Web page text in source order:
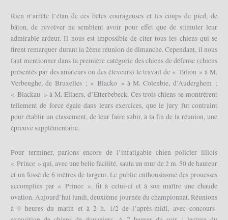
Rien n’arrête l’élan de ces bêtes courageuses et les coups de pied, de
bâton, de revolver ne semblent avoir pour effet que de stimuler leur
admirable ardeur. Il nous est impossible de citer tous les chiens qui se
firent remarquer durant la 2ème réunion de dimanche. Cependant, il nous
faut mentionner dans la première catégorie des chiens de défense (chiens
présentés par des amateurs ou des éleveurs) le travail de « Talion » à M.
Verbeughe, de Bruxelles ; « Blacko » à M. Colenbie, d’Auderghem ;
« Blackau » à M. Eliaers, d’Etterbebeck. Ces trois chiens se montrèrent
tellement de force égale dans leurs exercices, que le jury fut contraint
pour établir un classement, de leur faire subir, à la fin de la réunion, une
épreuve supplémentaire.
Pour terminer, parlons encore de l’infatigable chien policier lillois
« Prince » qui, avec une belle facilité, sauta un mur de 2 m. 50 de hauteur
et un fossé de 6 mètres de largeur. Le public enthousiasmé des prouesses
accomplies par « Prince », fit à celui-ci et à son maître une chaude
ovation. Aujourd’hui lundi, deuxième journée du championnat. Réunions
à 9 heures du matin et à 2 h. 1/2 de l’après-midi, avec concours-